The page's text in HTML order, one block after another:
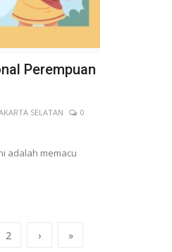
Perempuan
SELATAN
0
adalah memacu
2 › »